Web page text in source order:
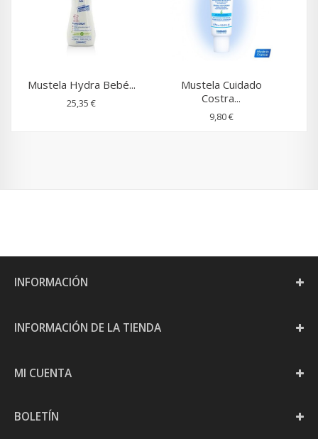
Mustela Hydra Bebé...
25,35 €
Mustela Cuidado
Costra...
9,80 €
INFORMACIÓN
INFORMACIÓN DE LA TIENDA
MI CUENTA
BOLETÍN